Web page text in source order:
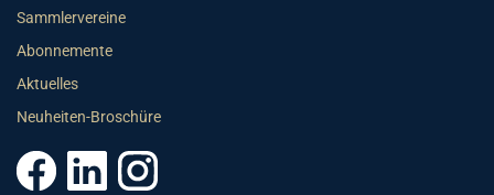
Sammlervereine
Abonnemente
Aktuelles
Neuheiten-Broschüre